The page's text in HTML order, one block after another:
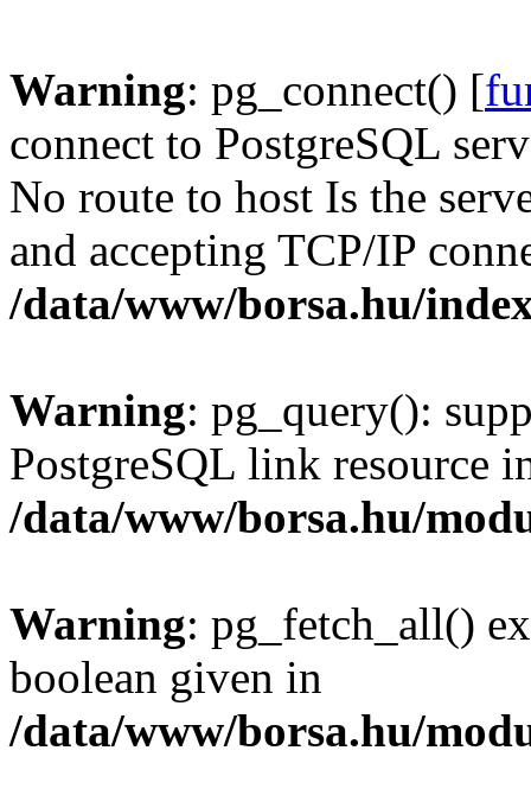
Warning: pg_connect() [
connect to PostgreSQL
No route to host Is the
and accepting TCP/IP
/data/www/borsa.hu/
Warning: pg_query():
PostgreSQL link resource
/data/www/borsa.hu/
Warning: pg_fetch_all()
boolean given in
/data/www/borsa.hu/